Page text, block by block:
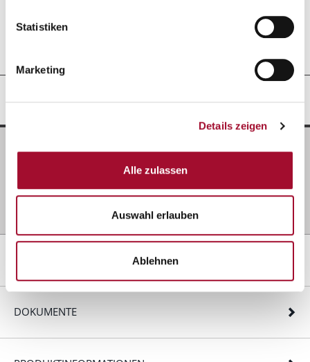
Statistiken
Marketing
Details zeigen
Alle zulassen
Auswahl erlauben
Ablehnen
GRUNDANWENDUNG
Zutaten
Alaska-express
250 g Wasser, 20-25 °C
Sahne, geschlagen, ungesüßt
DOKUMENTE